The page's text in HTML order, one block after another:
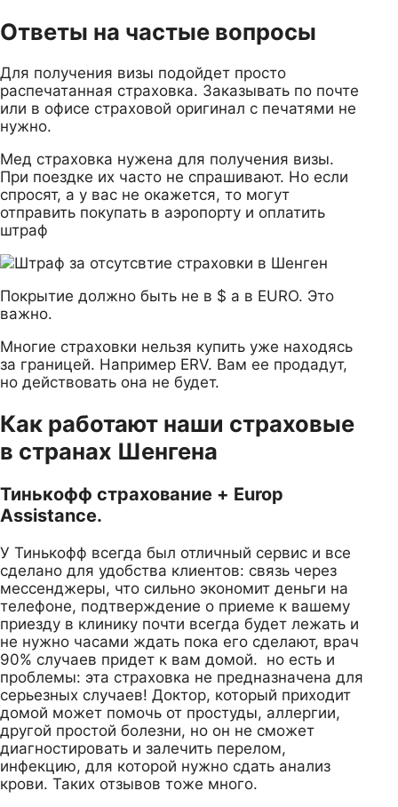
Ответы на частые вопросы
Для получения визы подойдет просто
распечатанная страховка. Заказывать по почте
или в офисе страховой оригинал с печатями не
нужно.
Мед страховка нужена для получения визы.
При поездке их часто не спрашивают. Но если
спросят, а у вас не окажется, то могут
отправить покупать в аэропорту и оплатить
штраф
Покрытие должно быть не в $ а в EURO. Это
важно.
Многие страховки нельзя купить уже находясь
за границей. Например ERV. Вам ее продадут,
но действовать она не будет.
Как работают наши страховые
в странах Шенгена
Тинькофф страхование + Europ
Assistance.
У Тинькофф всегда был отличный сервис и все
сделано для удобства клиентов: связь через
мессенджеры, что сильно экономит деньги на
телефоне, подтверждение о приеме к вашему
приезду в клинику почти всегда будет лежать и
не нужно часами ждать пока его сделают, врач
90% случаев придет к вам домой. но есть и
проблемы: эта страховка не предназначена для
серьезных случаев! Доктор, который приходит
домой может помочь от простуды, аллергии,
другой простой болезни, но он не сможет
диагностировать и залечить перелом,
инфекцию, для которой нужно сдать анализ
крови. Таких отзывов тоже много.